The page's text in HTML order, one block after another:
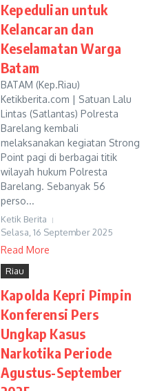
Kepedulian untuk
Kelancaran dan
Keselamatan Warga
Batam
BATAM (Kep.Riau)
Ketikberita.com | Satuan Lalu
Lintas (Satlantas) Polresta
Barelang kembali
melaksanakan kegiatan Strong
Point pagi di berbagai titik
wilayah hukum Polresta
Barelang. Sebanyak 56
perso...
Ketik Berita
Selasa, 16 September 2025
Read More
Riau
Kapolda Kepri Pimpin
Konferensi Pers
Ungkap Kasus
Narkotika Periode
Agustus-September